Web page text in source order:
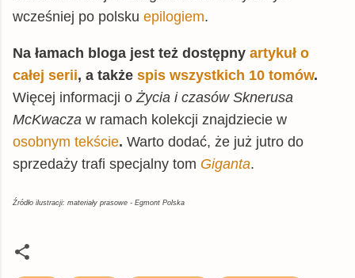
wcześniej po polsku epilogiem.
Na łamach bloga jest też dostępny artykuł o
całej serii, a także spis wszystkich 10 tomów.
Więcej informacji o Życia i czasów Sknerusa
McKwacza w ramach kolekcji znajdziecie w
osobnym tekście. Warto dodać, że już jutro do
sprzedaży trafi specjalny tom Giganta.
Źródło ilustracji: materiały prasowe - Egmont Polska